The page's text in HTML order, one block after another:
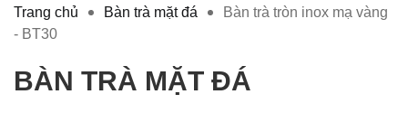
Trang chủ Bàn trà mặt đá
Bàn trà tròn inox mạ vàng
- BT30
BÀN TRÀ MẶT ĐÁ